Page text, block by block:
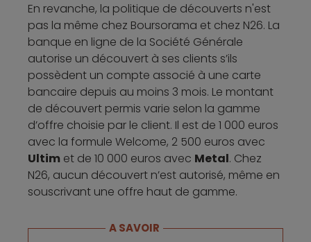
En revanche, la politique de découverts n'est
pas la même chez Boursorama et chez N26. La
banque en ligne de la Société Générale
autorise un découvert à ses clients s’ils
possèdent un compte associé à une carte
bancaire depuis au moins 3 mois. Le montant
de découvert permis varie selon la gamme
d’offre choisie par le client. Il est de 1 000 euros
avec la formule Welcome, 2 500 euros avec
Ultim et de 10 000 euros avec Metal. Chez
N26, aucun découvert n’est autorisé, même en
souscrivant une offre haut de gamme.
A SAVOIR